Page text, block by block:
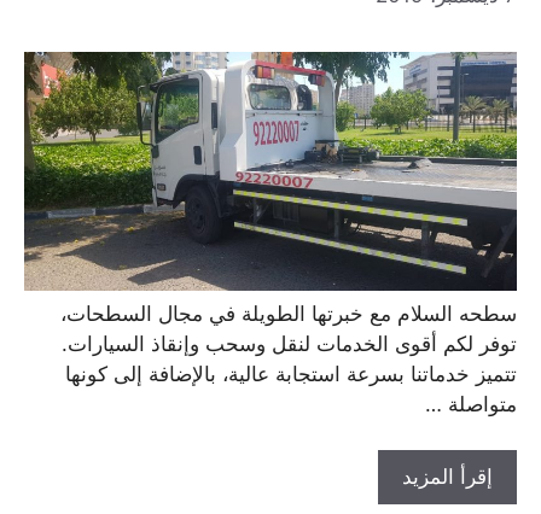
سطحه السلام مع خبرتها الطويلة في مجال السطحات،
توفر لكم أقوى الخدمات لنقل وسحب وإنقاذ السيارات.
تتميز خدماتنا بسرعة استجابة عالية، بالإضافة إلى كونها
متواصلة …
إقرأ المزيد